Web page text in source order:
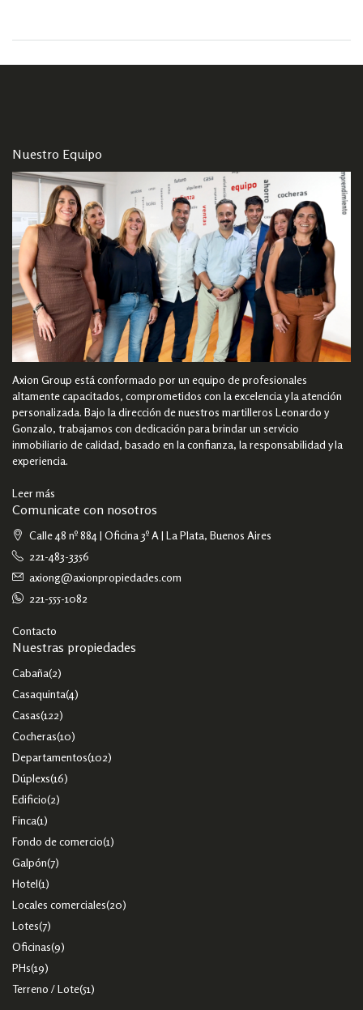
Nuestro Equipo
Axion Group está conformado por un equipo de profesionales
altamente capacitados, comprometidos con la excelencia y la atención
personalizada. Bajo la dirección de nuestros martilleros Leonardo y
Gonzalo, trabajamos con dedicación para brindar un servicio
inmobiliario de calidad, basado en la confianza, la responsabilidad y la
experiencia.
Leer más
Comunicate con nosotros
Calle 48 nº 884 | Oficina 3º A | La Plata, Buenos Aires
221-483-3356
axiong@axionpropiedades.com
221-555-1082
Contacto
Nuestras propiedades
Cabaña(2)
Casaquinta(4)
Casas(122)
Cocheras(10)
Departamentos(102)
Dúplexs(16)
Edificio(2)
Finca(1)
Fondo de comercio(1)
Galpón(7)
Hotel(1)
Locales comerciales(20)
Lotes(7)
Oficinas(9)
PHs(19)
Terreno / Lote(51)